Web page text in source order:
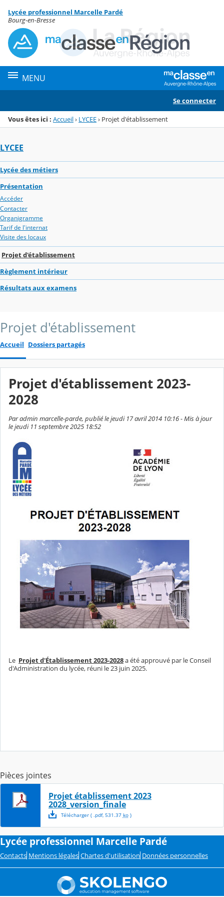
Menu de la rubrique
Contenu
Lycée professionnel Marcelle Pardé
Bourg-en-Bresse
MENU
Se connecter
Vous êtes ici : Accueil› LYCEE› Projet d'établissement
LYCEE
Lycée des métiers
Présentation
Accéder
Contacter
Organigramme
Tarif de l'internat
Visite des locaux
Projet d'établissement
Règlement intérieur
Résultats aux examens
Projet d'établissement
Accueil Dossiers partagés
Projet d'établissement 2023-
2028
Par admin marcelle-parde, publié le jeudi 17 avril 2014 10:16 - Mis à jour
le jeudi 11 septembre 2025 18:52
Le Projet d'Établissement 2023-2028a été approuvé par le Conseil
d'Administration du lycée, réuni le 23 juin 2025.
Pièces jointes
Projet établissement 2023
2028_version_finale
Télécharger( .pdf, 531.37 ko)
Lycée professionnel Marcelle Pardé
Contacts Mentions légales Chartes d'utilisation Données personnelles